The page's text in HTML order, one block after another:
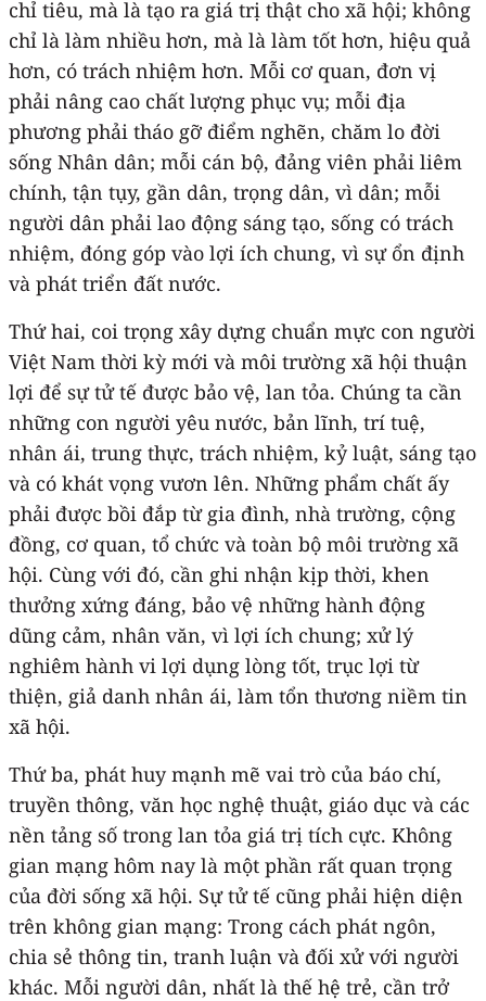
chỉ tiêu, mà là tạo ra giá trị thật cho xã hội; không
chỉ là làm nhiều hơn, mà là làm tốt hơn, hiệu quả
hơn, có trách nhiệm hơn. Mỗi cơ quan, đơn vị
phải nâng cao chất lượng phục vụ; mỗi địa
phương phải tháo gỡ điểm nghẽn, chăm lo đời
sống Nhân dân; mỗi cán bộ, đảng viên phải liêm
chính, tận tụy, gần dân, trọng dân, vì dân; mỗi
người dân phải lao động sáng tạo, sống có trách
nhiệm, đóng góp vào lợi ích chung, vì sự ổn định
và phát triển đất nước.
Thứ hai, coi trọng xây dựng chuẩn mực con người
Việt Nam thời kỳ mới và môi trường xã hội thuận
lợi để sự tử tế được bảo vệ, lan tỏa. Chúng ta cần
những con người yêu nước, bản lĩnh, trí tuệ,
nhân ái, trung thực, trách nhiệm, kỷ luật, sáng tạo
và có khát vọng vươn lên. Những phẩm chất ấy
phải được bồi đắp từ gia đình, nhà trường, cộng
đồng, cơ quan, tổ chức và toàn bộ môi trường xã
hội. Cùng với đó, cần ghi nhận kịp thời, khen
thưởng xứng đáng, bảo vệ những hành động
dũng cảm, nhân văn, vì lợi ích chung; xử lý
nghiêm hành vi lợi dụng lòng tốt, trục lợi từ
thiện, giả danh nhân ái, làm tổn thương niềm tin
xã hội.
Thứ ba, phát huy mạnh mẽ vai trò của báo chí,
truyền thông, văn học nghệ thuật, giáo dục và các
nền tảng số trong lan tỏa giá trị tích cực. Không
gian mạng hôm nay là một phần rất quan trọng
của đời sống xã hội. Sự tử tế cũng phải hiện diện
trên không gian mạng: Trong cách phát ngôn,
chia sẻ thông tin, tranh luận và đối xử với người
khác. Mỗi người dân, nhất là thế hệ trẻ, cần trở